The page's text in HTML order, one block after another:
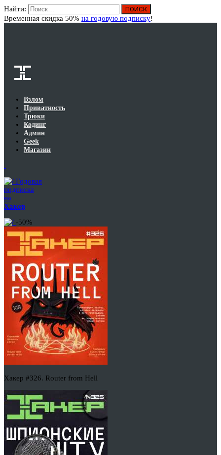
Найти:
Временная скидка 50% на годовую подписку!
Взлом
Приватность
Трюки
Кодинг
Админ
Geek
Магазин
Годовая
подписка
на
Хакер
-50%
Хакер #326. Router from Hell